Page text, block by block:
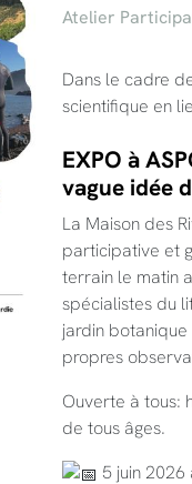
Atelier
Dans le cadre
scientifique en
EXPO à
vague idée
La Maison des
participative et
terrain le matin
spécialistes du
jardin
propres
Ouverte à tous:
de tous âges.
5 juin